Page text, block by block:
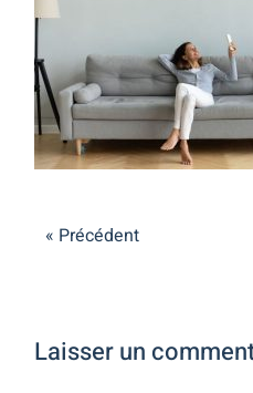
« Précédent
Laisser un